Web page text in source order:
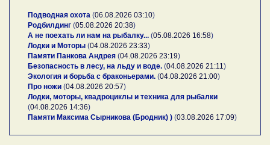
Подводная охота (06.08.2026 03:10)
Родбилдинг (05.08.2026 20:38)
А не поехать ли нам на рыбалку... (05.08.2026 16:58)
Лодки и Моторы (04.08.2026 23:33)
Памяти Панкова Андрея (04.08.2026 23:19)
Безопасность в лесу, на льду и воде. (04.08.2026 21:11)
Экология и борьба с браконьерами. (04.08.2026 21:00)
Про ножи (04.08.2026 20:57)
Лодки, моторы, квадроциклы и техника для рыбалки
(04.08.2026 14:36)
Памяти Максима Сырникова (Бродник) ) (03.08.2026 17:09)